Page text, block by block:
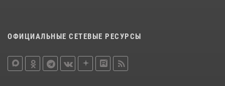
ОФИЦИАЛЬНЫЕ СЕТЕВЫЕ РЕСУРСЫ